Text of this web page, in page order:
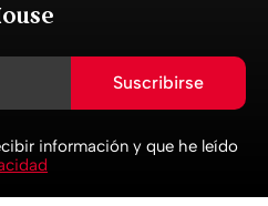
Suscribirse
información y que he leído